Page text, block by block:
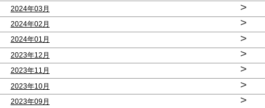
2024年03月 >
2024年02月 >
2024年01月 >
2023年12月 >
2023年11月 >
2023年10月 >
2023年09月 >